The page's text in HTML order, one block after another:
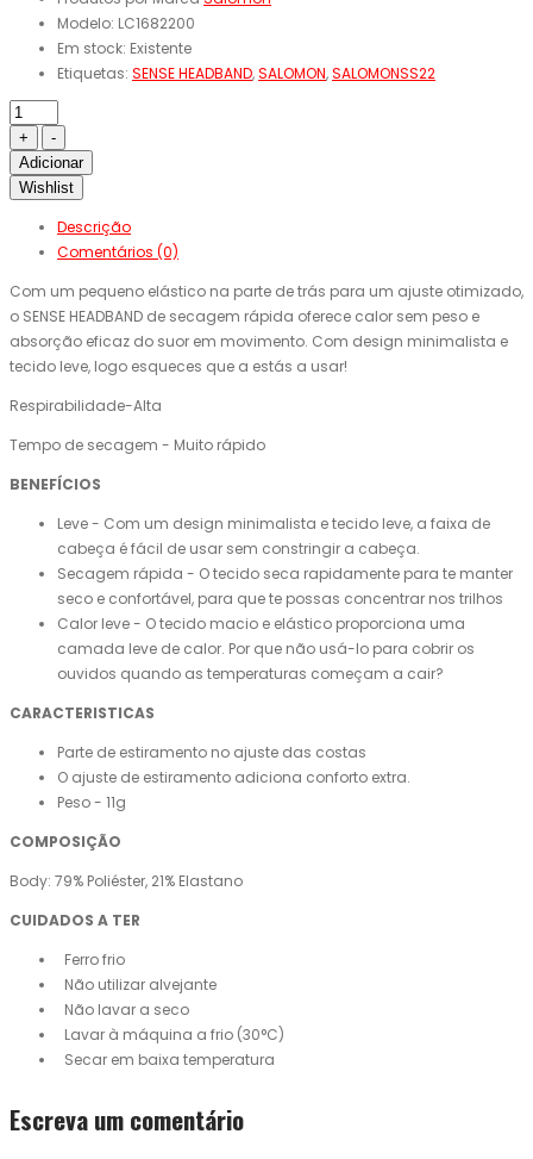
Modelo: LC1682200
Em stock: Existente
Etiquetas: SENSE HEADBAND,SALOMON,SALOMONSS22
Adicionar
Wishlist
Descrição
Comentários (0)
Com um pequeno elástico na parte de trás para um ajuste otimizado,
o SENSE HEADBAND de secagem rápida oferece calor sem peso e
absorção eficaz do suor em movimento. Com design minimalista e
tecido leve, logo esqueces que a estás a usar!
Respirabilidade-Alta
Tempo de secagem - Muito rápido
BENEFÍCIOS
Leve - Com um design minimalista e tecido leve, a faixa de
cabeça é fácil de usar sem constringir a cabeça.
Secagem rápida - O tecido seca rapidamente para te manter
seco e confortável, para que te possas concentrar nos trilhos
Calor leve - O tecido macio e elástico proporciona uma
camada leve de calor. Por que não usá-lo para cobrir os
ouvidos quando as temperaturas começam a cair?
CARACTERISTICAS
Parte de estiramento no ajuste das costas
O ajuste de estiramento adiciona conforto extra.
Peso - 11g
COMPOSIÇÃO
Body: 79% Poliéster, 21% Elastano
CUIDADOS A TER
Ferro frio
Não utilizar alvejante
Não lavar a seco
Lavar à máquina a frio (30°C)
Secar em baixa temperatura
Escreva um comentário